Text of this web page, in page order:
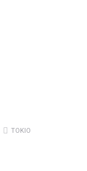
Estás aquí:
TOKIO